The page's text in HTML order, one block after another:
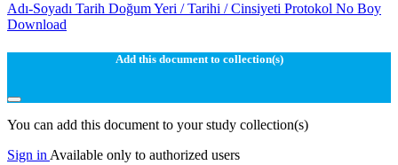
Adı-Soyadı Tarih Doğum Yeri / Tarihi / Cinsiyeti Protokol No Boy
Download
Add this document to collection(s)
You can add this document to your study collection(s)
Sign in Available only to authorized users